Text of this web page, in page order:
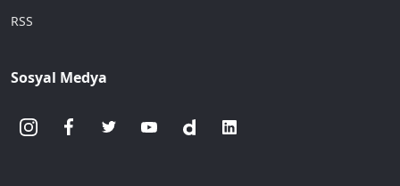
RSS
Sosyal Medya